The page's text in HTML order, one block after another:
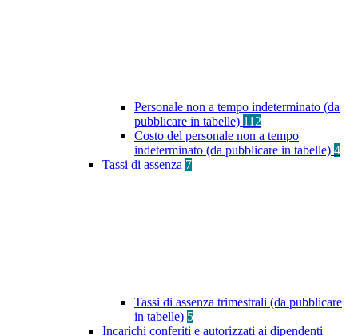
Personale non a tempo indeterminato (da
pubblicare in tabelle) 112
Costo del personale non a tempo
indeterminato (da pubblicare in tabelle) 4
Tassi di assenza 7
Tassi di assenza trimestrali (da pubblicare
in tabelle) 5
Incarichi conferiti e autorizzati ai dipendenti